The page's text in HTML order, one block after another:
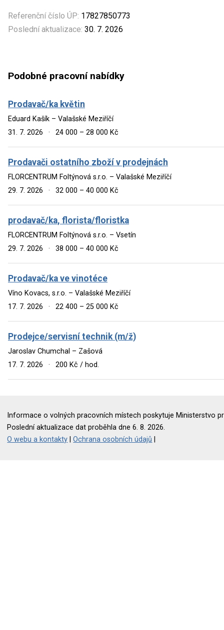
Referenční číslo ÚP: 17827850773
Poslední aktualizace: 30. 7. 2026
Podobné pracovní nabídky
Prodavač/ka květin
Eduard Kašík – Valašské Meziříčí
31. 7. 2026
· 24 000 – 28 000 Kč
Prodavači ostatního zboží v prodejnách
FLORCENTRUM Foltýnová s.r.o. – Valašské Meziříčí
29. 7. 2026
· 32 000 – 40 000 Kč
prodavač/ka, florista/floristka
FLORCENTRUM Foltýnová s.r.o. – Vsetín
29. 7. 2026
· 38 000 – 40 000 Kč
Prodavač/ka ve vinotéce
Víno Kovacs, s.r.o. – Valašské Meziříčí
17. 7. 2026
· 22 400 – 25 000 Kč
Prodejce/servisní technik (m/ž)
Jaroslav Chumchal – Zašová
17. 7. 2026
· 200 Kč / hod.
Informace o volných pracovních místech poskytuje Ministerstvo
Poslední aktualizace dat proběhla dne 6. 8. 2026.
O webu a kontakty |Ochrana osobních údajů